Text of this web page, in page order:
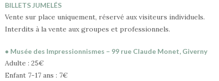
BILLETS JUMELÉS
Vente sur place uniquement, réservé aux visiteurs individuels.
Interdits à la vente aux groupes et professionnels.
• Musée des Impressionnismes – 99 rue Claude Monet, Giverny
Adulte : 25€
Enfant 7-17 ans : 7€